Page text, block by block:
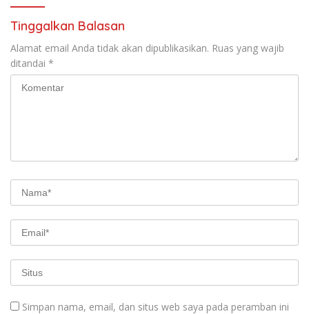
Tinggalkan Balasan
Alamat email Anda tidak akan dipublikasikan. Ruas yang wajib
ditandai *
Simpan nama, email, dan situs web saya pada peramban ini